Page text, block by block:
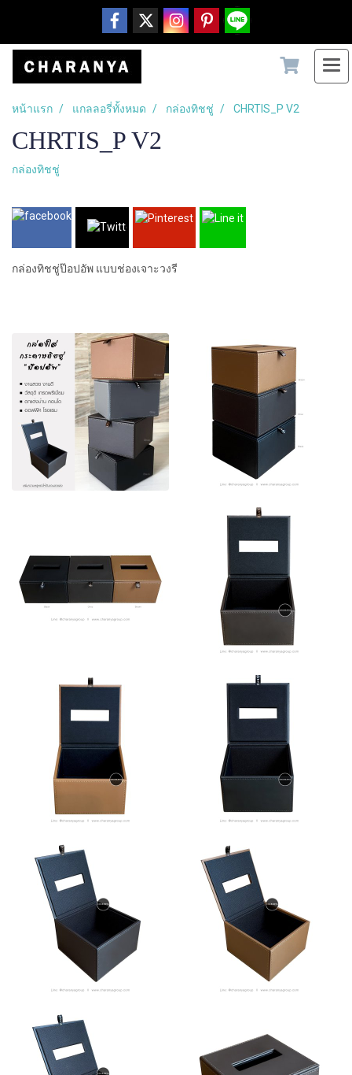
หน้าแรก แกลลอรี่ทั้งหมด กล่องทิชชู่ CHRTIS_P V2
CHRTIS_P V2
กล่องทิชชู่
กล่องทิชชู่ป๊อปอัพ แบบช่องเจาะวงรี